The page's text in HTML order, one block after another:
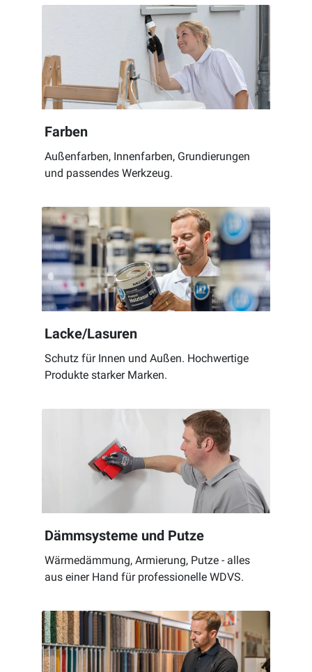
Farben
Außenfarben, Innenfarben, Grundierungen
und passendes Werkzeug.
Lacke/Lasuren
Schutz für Innen und Außen. Hochwertige
Produkte starker Marken.
Dämmsysteme und Putze
Wärmedämmung, Armierung, Putze - alles
aus einer Hand für professionelle WDVS.